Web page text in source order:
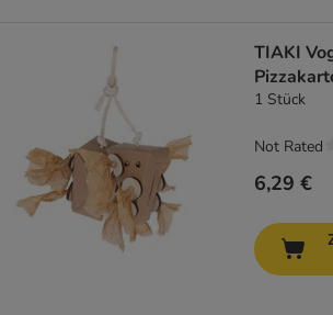
TIAKI
1 Stück
6,29 €
Not Rated